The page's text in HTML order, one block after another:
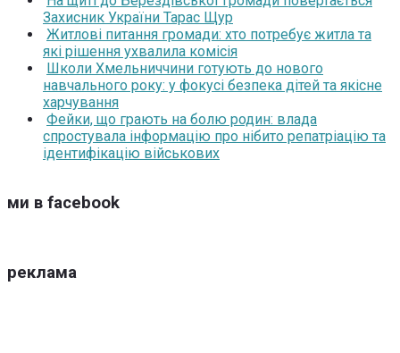
Захисник України Тарас Щур
Житлові питання громади: хто потребує житла та
які рішення ухвалила комісія
Школи Хмельниччини готують до нового
навчального року: у фокусі безпека дітей та якісне
харчування
Фейки, що грають на болю родин: влада
спростувала інформацію про нібито репатріацію та
ідентифікацію військових
ми в facebook
реклама